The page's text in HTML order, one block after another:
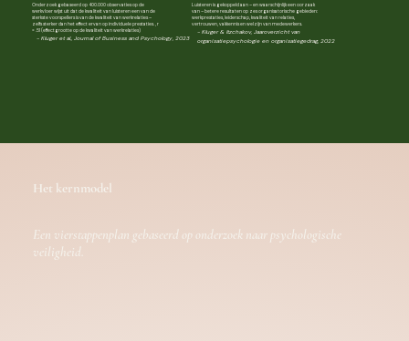
Onderzoek gebaseerd op 400.000 observaties op de
werkvloer wijst uit dat de kwaliteit van luisteren een van de
sterkste voorspellers is van de kwaliteit van werkrelaties –
zelfs sterker dan het effect ervan op individuele prestaties. , r
= .51 (effectgrootte op de kwaliteit van werkrelaties)
-Kluger et al., Journal of Business and Psychology, 2023
Luisteren is gekoppeld aan – en waarschijnlijk een oorzaak
van – betere resultaten op zes organisatorische gebieden:
werkprestaties, leiderschap, kwaliteit van relaties,
vertrouwen, vakkennis en welzijn van medewerkers.
- Kluger & Itzchakov, Jaaroverzicht van
organisatiepsychologie en organisatiegedrag, 2022
Het kernmodel
Een vierstappenplan gebaseerd op onderzoek naar psychologische
veiligheid.